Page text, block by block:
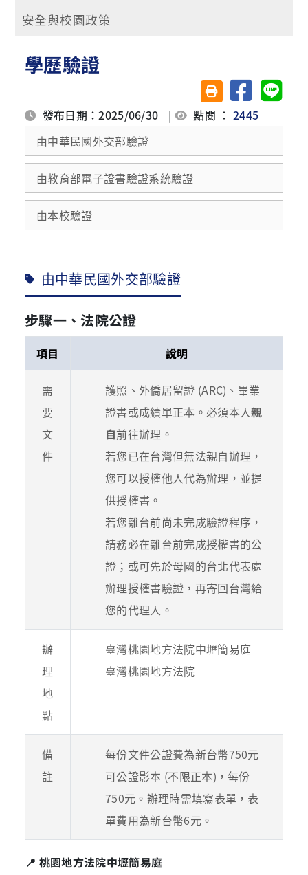
安全與校園政策
學歷驗證
友善列印(另開視窗)
分享至臉書分享
發布日期：2025/06/30 | 點閱 ：2445
由中華民國外交部驗證
由教育部電子證書驗證系統驗證
由本校驗證
由中華民國外交部驗證
步驟一、法院公證
項目 說明
需
要
文
件
護照、外僑居留證 (ARC)、畢業
證書或成績單正本。必須本人親
自前往辦理。
若您已在台灣但無法親自辦理，
您可以授權他人代為辦理，並提
供授權書。
若您離台前尚未完成驗證程序，
請務必在離台前完成授權書的公
證；或可先於母國的台北代表處
辦理授權書驗證，再寄回台灣給
您的代理人。
辦
理
地
點
臺灣桃園地方法院中壢簡易庭
臺灣桃園地方法院
備
註
每份文件公證費為新台幣750元
可公證影本 (不限正本)，每份
750元。辦理時需填寫表單，表
單費用為新台幣6元。
📍 桃園地方法院中壢簡易庭